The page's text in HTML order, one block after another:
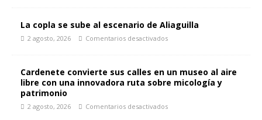
La copla se sube al escenario de Aliaguilla
2 agosto, 2026 Comentarios desactivados
Cardenete convierte sus calles en un museo al aire
libre con una innovadora ruta sobre micología y
patrimonio
2 agosto, 2026 Comentarios desactivados